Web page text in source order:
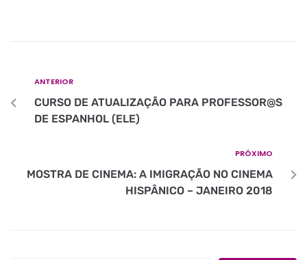
ANTERIOR
CURSO DE ATUALIZAÇÃO PARA PROFESSOR@S
DE ESPANHOL (ELE)
PRÓXIMO
MOSTRA DE CINEMA: A IMIGRAÇÃO NO CINEMA
HISPÂNICO – JANEIRO 2018